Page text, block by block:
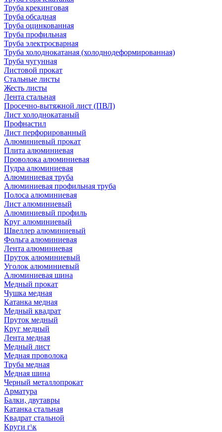
Труба крекинговая
Труба обсадная
Труба оцинкованная
Труба профильная
Труба электросварная
Труба холоднокатаная (холоднодеформированная)
Труба чугунная
Листовой прокат
Стальные листы
Жесть листы
Лента стальная
Просечно-вытяжной лист (ПВЛ)
Лист холоднокатаный
Профнастил
Лист перфорированный
Алюминиевый прокат
Плита алюминиевая
Проволока алюминиевая
Пудра алюминиевая
Алюминиевая труба
Алюминиевая профильная труба
Полоса алюминиевая
Лист алюминиевый
Алюминиевый профиль
Круг алюминиевый
Швеллер алюминиевый
Фольга алюминиевая
Лента алюминиевая
Пруток алюминиевый
Уголок алюминиевый
Алюминиевая шина
Медный прокат
Чушка медная
Катанка медная
Медный квадрат
Пруток медный
Круг медный
Лента медная
Медный лист
Медная проволока
Труба медная
Медная шина
Черный металлопрокат
Арматура
Балки, двутавры
Катанка стальная
Квадрат стальной
Круги г\к